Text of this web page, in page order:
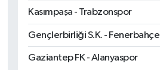
Kasımpaşa - Trabzonspor
Gençlerbirliği S.K. - Fenerbahçe
Gaziantep FK - Alanyaspor